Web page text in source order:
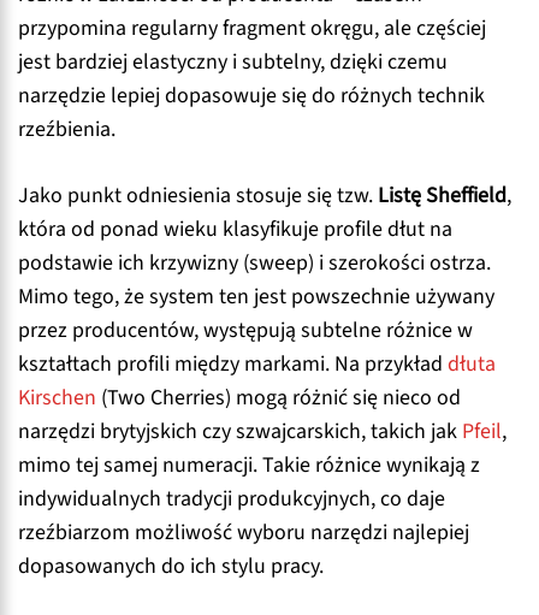
przypomina regularny fragment okręgu, ale częściej
jest bardziej elastyczny i subtelny, dzięki czemu
narzędzie lepiej dopasowuje się do różnych technik
rzeźbienia.
Jako punkt odniesienia stosuje się tzw. Listę Sheffield,
która od ponad wieku klasyfikuje profile dłut na
podstawie ich krzywizny (sweep) i szerokości ostrza.
Mimo tego, że system ten jest powszechnie używany
przez producentów, występują subtelne różnice w
kształtach profili między markami. Na przykład dłuta
Kirschen (Two Cherries) mogą różnić się nieco od
narzędzi brytyjskich czy szwajcarskich, takich jak Pfeil,
mimo tej samej numeracji. Takie różnice wynikają z
indywidualnych tradycji produkcyjnych, co daje
rzeźbiarzom możliwość wyboru narzędzi najlepiej
dopasowanych do ich stylu pracy.